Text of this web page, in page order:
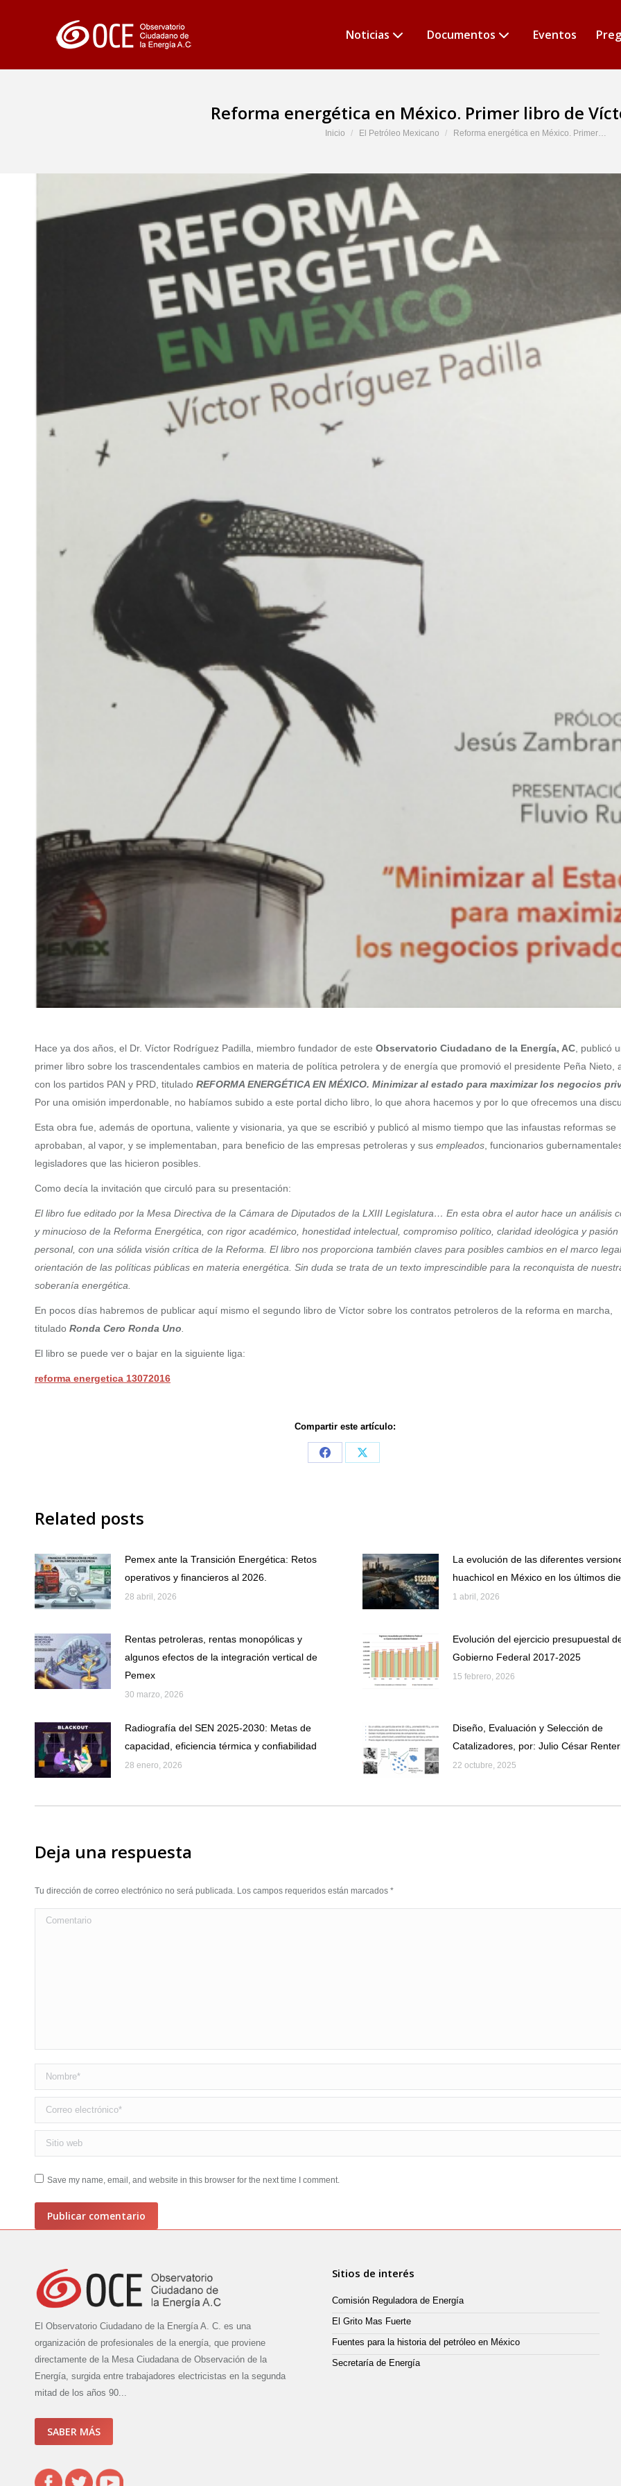
Noticias Documentos Eventos
Reforma energética en México. Primer libro de
Estás aquí:
Inicio El Petróleo Mexicano Reforma energética en México. Primer…
Hace ya dos años, el Dr. Víctor Rodríguez Padilla, miembro fundador de este Observatorio Ciudadano de la Energía, AC , publicó
primer libro sobre los trascendentales cambios en materia de política petrolera y de energía que promovió el presidente Peña Nieto,
con los partidos PAN y PRD, titulado REFORMA ENERGÉTICA EN MÉXICO. Minimizar al estado para maximizar los negocios
Por una omisión imperdonable, no habíamos subido a este portal dicho libro, lo que ahora hacemos y por lo que ofrecemos una
Esta obra fue, además de oportuna, valiente y visionaria, ya que se escribió y publicó al mismo tiempo que las infaustas reformas se
aprobaban, al vapor, y se implementaban, para beneficio de las empresas petroleras y sus empleados , funcionarios
legisladores que las hicieron posibles.
Como decía la invitación que circuló para su presentación:
El libro fue editado por la Mesa Directiva de la Cámara de Diputados de la LXIII Legislatura… En esta obra el autor hace un análisis
y minucioso de la Reforma Energética, con rigor académico, honestidad intelectual, compromiso político, claridad ideológica y pasión
personal, con una sólida visión crítica de la Reforma. El libro nos proporciona también claves para posibles cambios en el marco
orientación de las políticas públicas en materia energética. Sin duda se trata de un texto imprescindible para la reconquista de
soberanía energética.
En pocos días habremos de publicar aquí mismo el segundo libro de Víctor sobre los contratos petroleros de la reforma en marcha,
titulado Ronda Cero Ronda Uno
El libro se puede ver o bajar en la siguiente liga:
reforma energetica 13072016
Compartir este artículo:
Share
Share
Related posts
Pemex ante la Transición Energética: Retos
operativos y financieros al 2026.
28 abril, 2026
La evolución de las diferentes
huachicol en México en los últimos
1 abril, 2026
Rentas petroleras, rentas monopólicas y
algunos efectos de la integración vertical de
Pemex
30 marzo, 2026
Evolución del ejercicio presupuestal
Gobierno Federal 2017-2025
15 febrero, 2026
Radiografía del SEN 2025-2030: Metas de
capacidad, eficiencia térmica y confiabilidad
28 enero, 2026
Diseño, Evaluación y Selección de
Catalizadores, por: Julio César
22 octubre, 2025
Deja una respuesta
Tu dirección de correo electrónico no será publicada. Los campos requeridos están marcados *
Comentario
Nombre *
Correo electrónico *
Sitio web
Save my name, email, and website in this browser for the next time I comment.
Publicar comentario
El Observatorio Ciudadano de la Energía A. C. es una
organización de profesionales de la energía, que proviene
directamente de la Mesa Ciudadana de Observación de la
Energía, surgida entre trabajadores electricistas en la segunda
mitad de los años 90...
SABER MÁS
Sitios de interés
Comisión Reguladora de Energía
El Grito Mas Fuerte
Fuentes para la historia del petróleo en México
Secretaría de Energía